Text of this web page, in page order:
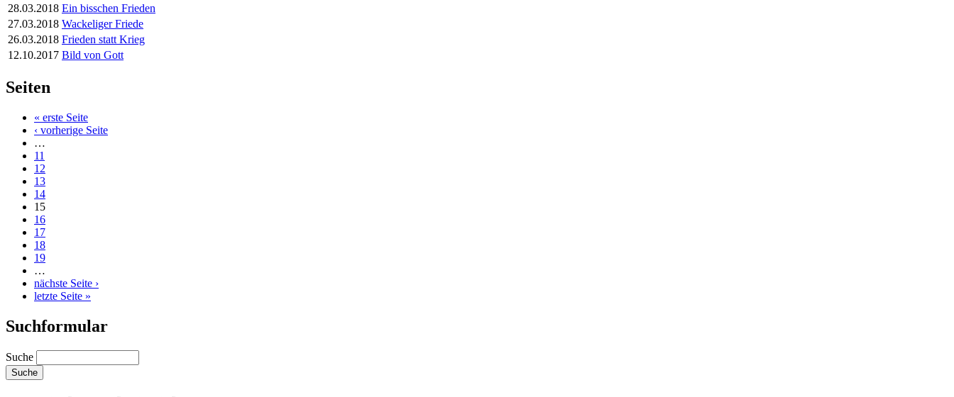
28.03.2018 Ein bisschen Frieden
27.03.2018 Wackeliger Friede
26.03.2018 Frieden statt Krieg
12.10.2017 Bild von Gott
Seiten
« erste Seite
‹ vorherige Seite
…
11
12
13
14
15
16
17
18
19
…
nächste Seite ›
letzte Seite »
Suchformular
Suche